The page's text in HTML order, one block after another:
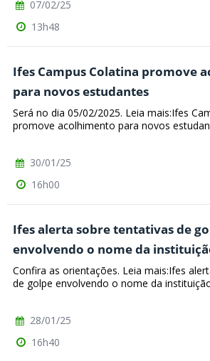
07/02/25
13h48
Ifes Campus Colatina promove
para novos estudantes
Será no dia 05/02/2025. Leia mais:Ifes
promove acolhimento para novos
30/01/25
16h00
Ifes alerta sobre tentativas de
envolvendo o nome da
Confira as orientações. Leia mais:Ifes
de golpe envolvendo o nome da
28/01/25
16h40